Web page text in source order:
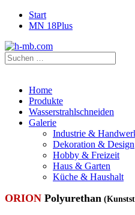
Start
MN 18Plus
Home
Produkte
Wasserstrahlschneiden
Galerie
Industrie &
Dekoration & Design
Hobby & Freizeit
Haus & Garten
Küche & Haushalt
ORION Polyurethan